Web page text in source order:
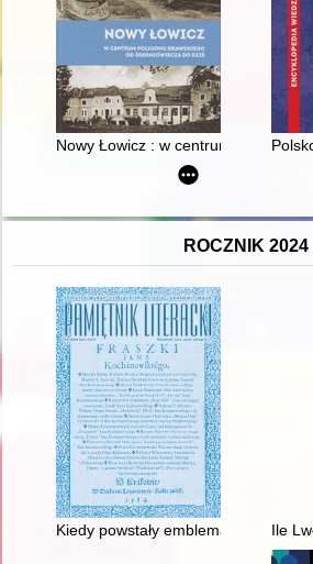
Nowy Łowicz : w centrum poligonu
ROCZNIK 2024
Kiedy powstały emblematy Ile